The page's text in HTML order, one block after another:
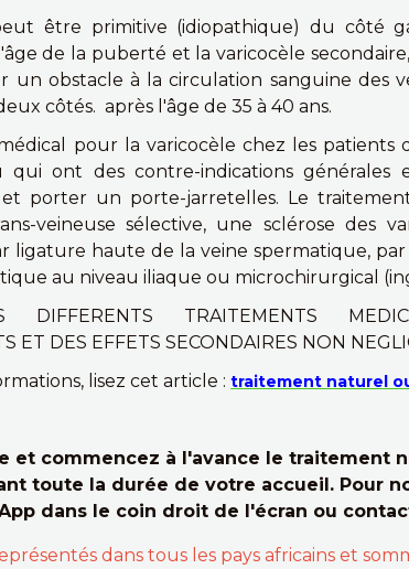
être primitive (idiopathique) du côté
de la puberté et la varicocèle
un obstacle à la circulation sanguine des
côtés. après l'âge de 35 à 40 ans.
pour la varicocèle chez les
qui ont des contre-indications générales
et porter un porte-jarretelles. Le
veineuse sélective, une sclérose des
ligature haute de la veine spermatique,
au niveau iliaque ou microchirurgical
DIFFERENTS TRAITEMENTS
ET DES EFFETS SECONDAIRES NON
lisez cet article : traitement naturel
et commencez à l'avance le traitement
toute la durée de votre accueil. Pour
dans le coin droit de l'écran ou
dans tous les pays africains et